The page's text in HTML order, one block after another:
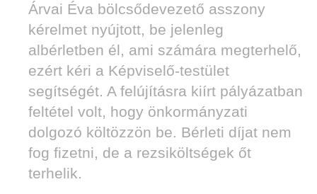
Árvai Éva bölcsődevezető asszony
kérelmet nyújtott, be jelenleg
albérletben él, ami számára megterhelő,
ezért kéri a Képviselő-testület
segítségét. A felújításra kiírt pályázatban
feltétel volt, hogy önkormányzati
dolgozó költözzön be. Bérleti díjat nem
fog fizetni, de a rezsiköltségek őt
terhelik.